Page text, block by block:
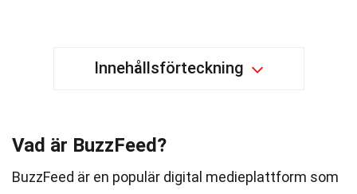
Innehållsförteckning
Vad är BuzzFeed?
BuzzFeed är en populär digital medieplattform som